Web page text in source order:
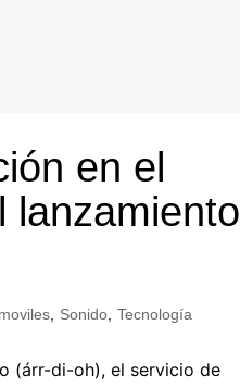
en el
lanzamiento
moviles Sonido Tecnología
(árr-di-oh), el servicio de